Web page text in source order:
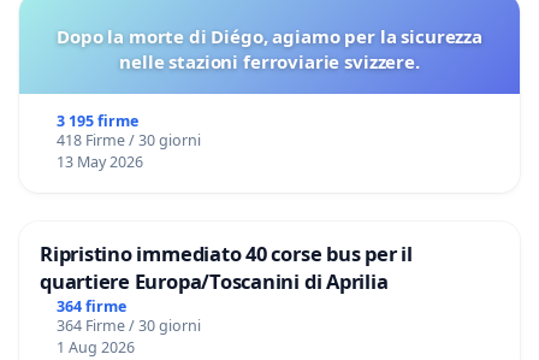
Dopo la morte di Diégo, agiamo per la sicurezza
nelle stazioni ferroviarie svizzere.
3 195 firme
418 Firme / 30 giorni
13 May 2026
Ripristino immediato 40 corse bus per il
quartiere Europa/Toscanini di Aprilia
364 firme
364 Firme / 30 giorni
1 Aug 2026